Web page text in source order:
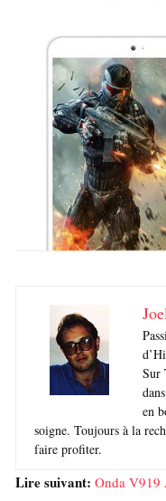
Sur
en
soigne. Toujours à la
faire profiter.
Lire suivant: Onda V919